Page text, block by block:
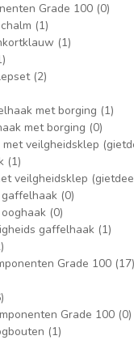
Grade 100 (0)
(1)
(1)
(2)
met borging (1)
met borging (0)
veilgheidsklep
(1)
veilgheidsklep
(0)
(0)
gaffelhaak (1)
Grade 100 (17)
Grade 100 (0)
(1)